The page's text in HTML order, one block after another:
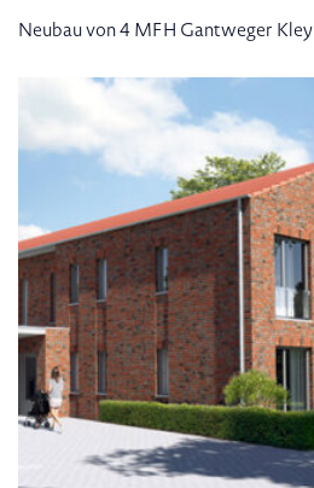
Neubau von 4 MFH Gantweger Kley